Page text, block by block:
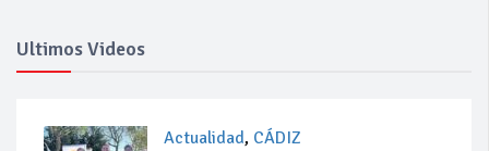
Ultimos Videos
Actualidad, CÁDIZ